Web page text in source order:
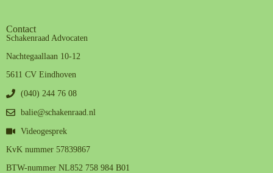
Contact
Schakenraad Advocaten
Nachtegaallaan 10-12
5611 CV Eindhoven
(040) 244 76 08
balie@schakenraad.nl
Videogesprek
KvK nummer 57839867
BTW-nummer NL852 758 984 B01